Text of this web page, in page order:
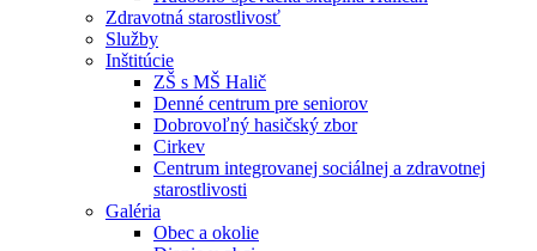
Zdravotná starostlivosť
Služby
Inštitúcie
ZŠ s MŠ Halič
Denné centrum pre seniorov
Dobrovoľný hasičský zbor
Cirkev
Centrum integrovanej sociálnej a zdravotnej
starostlivosti
Galéria
Obec a okolie